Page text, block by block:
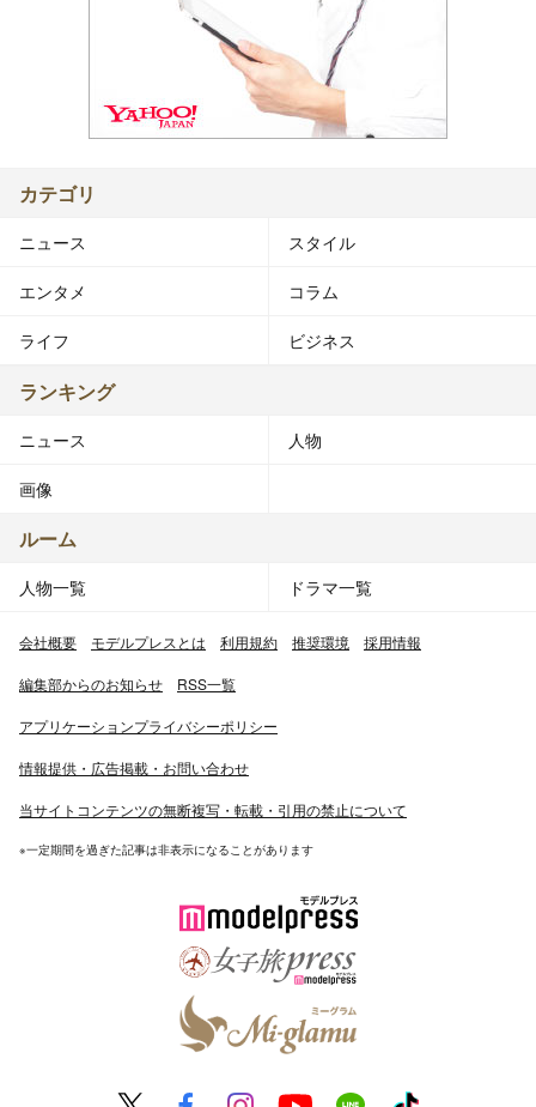
カテゴリ
ニュース スタイル
エンタメ コラム
ライフ ビジネス
ランキング
ニュース 人物
画像
ルーム
人物一覧 ドラマ一覧
会社概要 モデルプレスとは 利用規約 推奨環境 採用情報
編集部からのお知らせ RSS一覧
アプリケーションプライバシーポリシー
情報提供・広告掲載・お問い合わせ
当サイトコンテンツの無断複写・転載・引用の禁止について
※一定期間を過ぎた記事は非表示になることがあります